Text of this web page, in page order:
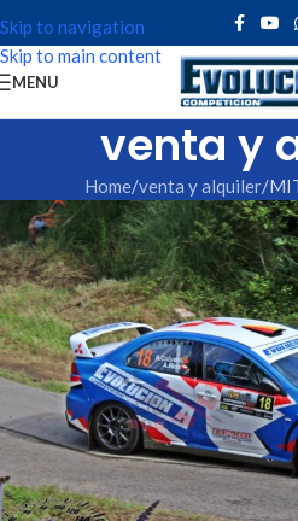
Skip to navigation
Skip to main content
MENU
venta y
Home venta y alquiler